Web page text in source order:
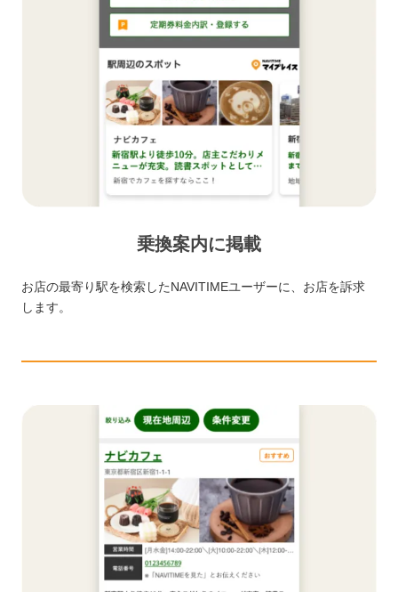
乗換案内に掲載
お店の最寄り駅を検索したNAVITIMEユーザーに、お店を訴求
します。